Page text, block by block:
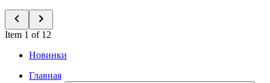
Item 1 of 12
Новинки
Главная